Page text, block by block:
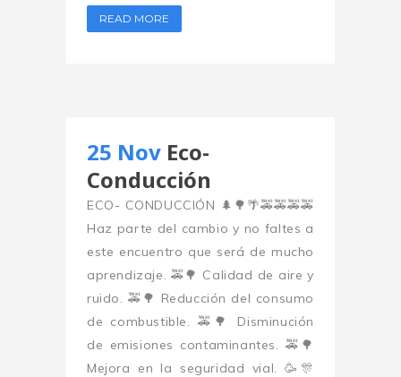
READ MORE
25 Nov Eco-
Conducción
ECO- CONDUCCIÓN 🌲🌳🌴🚕🚕🚕🚕
Haz parte del cambio y no faltes a
este encuentro que será de mucho
aprendizaje. 🚕🌳 Calidad de aire y
ruido. 🚕🌳 Reducción del consumo
de combustible. 🚕🌳 Disminución
de emisiones contaminantes. 🚕🌳
Mejora en la seguridad vial. 🥳🎊